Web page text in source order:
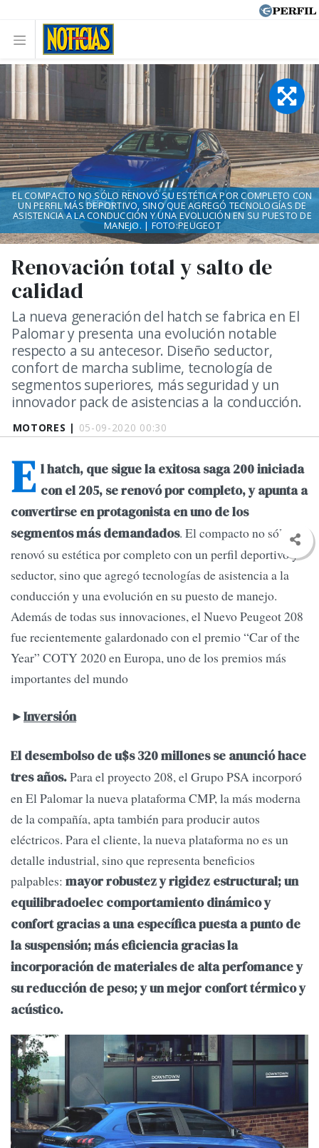
MOTORES | 05-09-2020 00:30
Renovación total y salto de
calidad
La nueva generación del hatch se fabrica en El
Palomar y presenta una evolución notable
respecto a su antecesor. Diseño seductor,
confort de marcha sublime, tecnología de
segmentos superiores, más seguridad y un
innovador pack de asistencias a la conducción.
EL COMPACTO NO SÓLO RENOVÓ SU ESTÉTICA POR COMPLETO CON
UN PERFIL MÁS DEPORTIVO, SINO QUE AGREGÓ TECNOLOGÍAS DE
ASISTENCIA A LA CONDUCCIÓN Y UNA EVOLUCIÓN EN SU PUESTO DE
MANEJO. | FOTO:PEUGEOT
E l hatch, que sigue la exitosa saga 200 iniciada
con el 205, se renovó por completo, y apunta a
convertirse en protagonista en uno de los
segmentos más demandados. El compacto no sólo
renovó su estética por completo con un perfil deportivo y
seductor, sino que agregó tecnologías de asistencia a la
conducción y una evolución en su puesto de manejo.
Además de todas sus innovaciones, el Nuevo Peugeot 208
fue recientemente galardonado con el premio “Car of the
Year” COTY 2020 en Europa, uno de los premios más
importantes del mundo
►Inversión
El desembolso de u$s 320 millones se anunció hace
tres años.Para el proyecto 208, el Grupo PSA incorporó
en El Palomar la nueva plataforma CMP, la más moderna
de la compañía, apta también para producir autos
eléctricos. Para el cliente, la nueva plataforma no es un
detalle industrial, sino que representa beneficios
palpables: mayor robustez y rigidez estructural; un
equilibradoelec comportamiento dinámico y
confort gracias a una específica puesta a punto de
la suspensión; más eficiencia gracias la
incorporación de materiales de alta perfomance y
su reducción de peso; y un mejor confort térmico y
acústico.